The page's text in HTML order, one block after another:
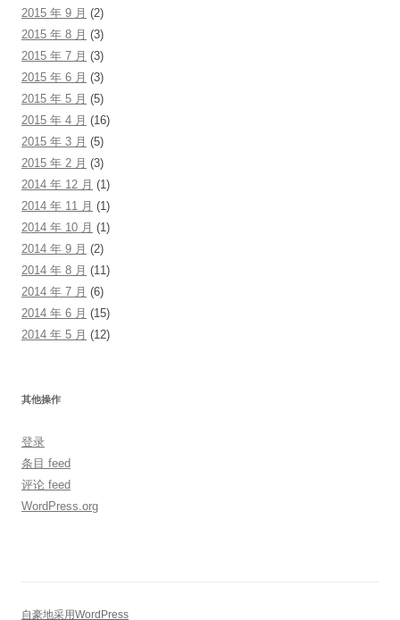
2015 年 9 月 (2)
2015 年 8 月 (3)
2015 年 7 月 (3)
2015 年 6 月 (3)
2015 年 5 月 (5)
2015 年 4 月 (16)
2015 年 3 月 (5)
2015 年 2 月 (3)
2014 年 12 月 (1)
2014 年 11 月 (1)
2014 年 10 月 (1)
2014 年 9 月 (2)
2014 年 8 月 (11)
2014 年 7 月 (6)
2014 年 6 月 (15)
2014 年 5 月 (12)
其他操作
登录
条目 feed
评论 feed
WordPress.org
自豪地采用WordPress